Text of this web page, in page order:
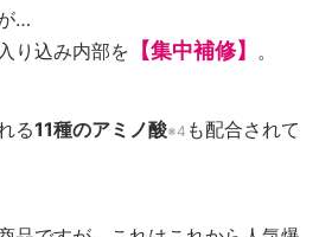
…
り込み内部を 【集中補修】 。
る11種のアミノ酸※4 も配合されて